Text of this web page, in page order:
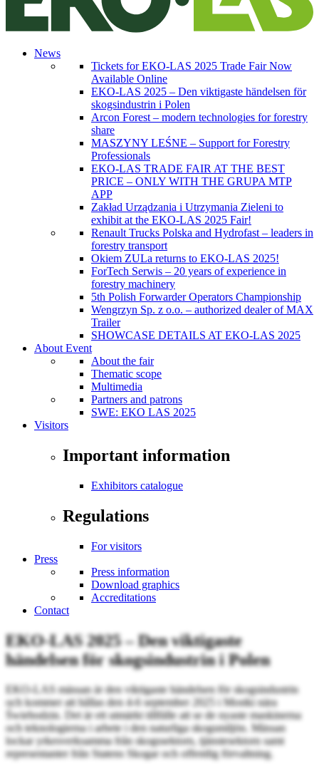
News
Tickets for EKO-LAS 2025 Trade Fair Now
Available Online
EKO-LAS 2025 – Den viktigaste händelsen för
skogsindustrin i Polen
Arcon Forest – modern technologies for forestry
share
MASZYNY LEŚNE – Support for Forestry
Professionals
EKO-LAS TRADE FAIR AT THE BEST
PRICE – ONLY WITH THE GRUPA MTP
APP
Zakład Urządzania i Utrzymania Zieleni to
exhibit at the EKO-LAS 2025 Fair!
Renault Trucks Polska and Hydrofast – leaders in
forestry transport
Okiem ZULa returns to EKO-LAS 2025!
ForTech Serwis – 20 years of experience in
forestry machinery
5th Polish Forwarder Operators Championship
Wengrzyn Sp. z o.o. – authorized dealer of MAX
Trailer
SHOWCASE DETAILS AT EKO-LAS 2025
About Event
About the fair
Thematic scope
Multimedia
Partners and patrons
SWE: EKO LAS 2025
Visitors
Important information
Exhibitors catalogue
Regulations
For visitors
Press
Press information
Download graphics
Accreditations
Contact
EKO-LAS 2025 – Den viktigaste
händelsen för skogsindustrin i Polen
EKO-LAS mässan är den viktigaste händelsen för skogsindustrin
och kommer att hållas den 4-6 september 2025 i Mostki nära
Świebodzin. Det är ett utmärkt tillfälle att se de nyaste maskinerna
och teknologierna i arbete i den naturliga skogsmiljön. Mässan
lockar yrkesverksamma från skogssektorn, tjänstesektorn samt
representanter från Statens Skogar och offentlig förvaltning.